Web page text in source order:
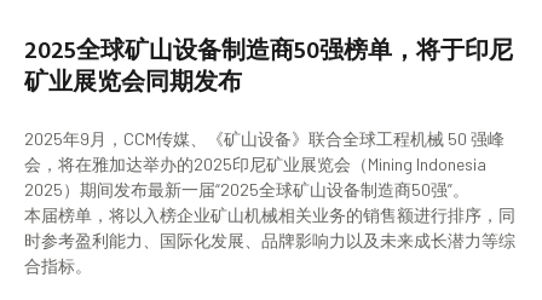
2025全球矿山设备制造商50强榜单，将于印尼
矿业展览会同期发布
2025年9月，CCM传媒、《矿山设备》联合全球工程机械 50 强峰
会，将在雅加达举办的2025印尼矿业展览会（Mining Indonesia
2025）期间发布最新一届“2025全球矿山设备制造商50强”。
本届榜单，将以入榜企业矿山机械相关业务的销售额进行排序，同
时参考盈利能力、国际化发展、品牌影响力以及未来成长潜力等综
合指标。